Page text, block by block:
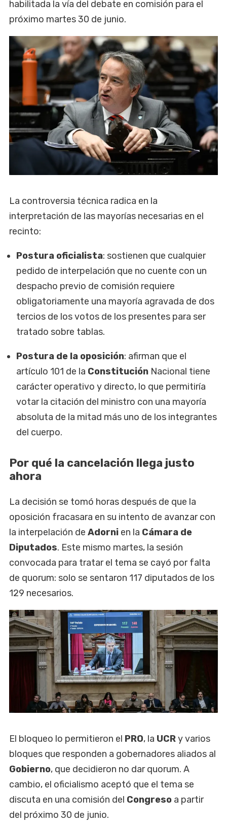
habilitada la vía del debate en comisión para el
próximo martes 30 de junio.
La controversia técnica radica en la
interpretación de las mayorías necesarias en el
recinto:
Postura oficialista: sostienen que cualquier
pedido de interpelación que no cuente con un
despacho previo de comisión requiere
obligatoriamente una mayoría agravada de dos
tercios de los votos de los presentes para ser
tratado sobre tablas.
Postura de la oposición: afirman que el
artículo 101 de la Constitución Nacional tiene
carácter operativo y directo, lo que permitiría
votar la citación del ministro con una mayoría
absoluta de la mitad más uno de los integrantes
del cuerpo.
Por qué la cancelación llega justo
ahora
La decisión se tomó horas después de que la
oposición fracasara en su intento de avanzar con
la interpelación de Adorni en la Cámara de
Diputados. Este mismo martes, la sesión
convocada para tratar el tema se cayó por falta
de quorum: solo se sentaron 117 diputados de los
129 necesarios.
El bloqueo lo permitieron el PRO, la UCRy varios
bloques que responden a gobernadores aliados al
Gobierno, que decidieron no dar quorum. A
cambio, el oficialismo aceptó que el tema se
discuta en una comisión del Congreso a partir
del próximo 30 de junio.